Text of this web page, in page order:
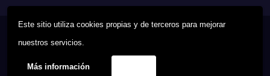
Este sitio utiliza cookies propias y de terceros para mejorar
nuestros servicios.
Más información
Funciona gracias a WordPress
Quien SoyContactoPolítica de cookies